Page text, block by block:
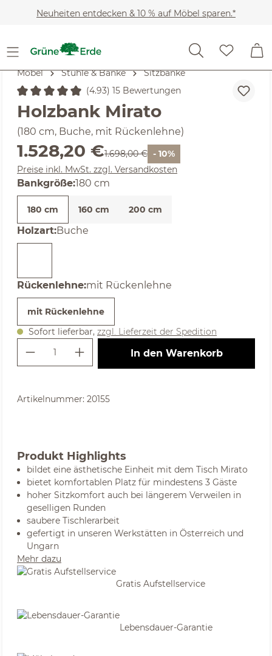
Zum Hauptinhalt springen
Neuheiten entdecken & 10 % auf Möbel sparen.*
Möbel Stühle & Bänke Sitzbänke
Durchschnittliche Bewertung von 4.93 von 5 Sternen
(4.93) 15 Bewertungen
Holzbank Mirato
(180 cm, Buche, mit Rückenlehne)
Verkaufspreis:
1.528,20 €Regulärer Preis:
1.698,00 € - 10%
Preise inkl. MwSt. zzgl. Versandkosten
Bankgrößeauswählen
:180 cm
180 cm 160 cm 200 cm
Holzartauswählen
:Buche
Rückenlehneauswählen
:mit Rückenlehne
mit Rückenlehne
Sofort lieferbar, zzgl. Lieferzeit der Spedition
Produkt Anzahl: Gib den
In den Warenkorb
Artikelnummer: 20155
Produkt Highlights
bildet eine ästhetische Einheit mit dem Tisch Mirato
bietet komfortablen Platz für mindestens 3 Gäste
hoher Sitzkomfort auch bei längerem Verweilen in
geselligen Runden
saubere Tischlerarbeit
gefertigt in unseren Werkstätten in Österreich und
Ungarn
Mehr dazu
Gratis Aufstellservice
Lebensdauer-Garantie